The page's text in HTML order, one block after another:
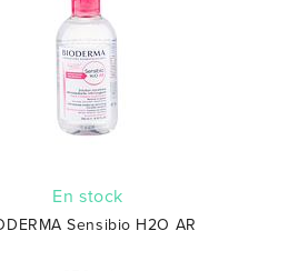
En stock
Sensibio H2O AR